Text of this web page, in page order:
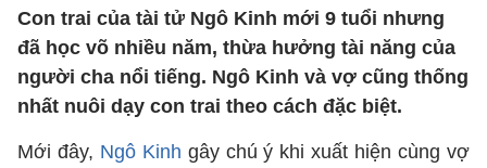
Con trai của tài tử Ngô Kinh mới 9 tuổi nhưng
đã học võ nhiều năm, thừa hưởng tài năng của
người cha nổi tiếng. Ngô Kinh và vợ cũng thống
nhất nuôi dạy con trai theo cách đặc biệt.
Mới đây, Ngô Kinh gây chú ý khi xuất hiện cùng vợ